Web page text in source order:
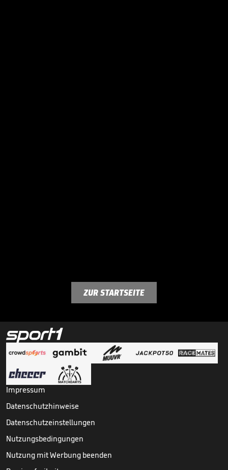
ZUR STARTSEITE
Impressum
Datenschutzhinweise
Datenschutzeinstellungen
Nutzungsbedingungen
Nutzung mit Werbung beenden